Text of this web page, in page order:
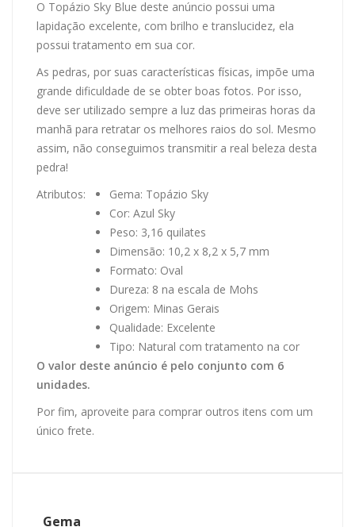
O Topázio Sky Blue deste anúncio possui uma
lapidação excelente, com brilho e translucidez, ela
possui tratamento em sua cor.
As pedras, por suas características físicas, impõe uma
grande dificuldade de se obter boas fotos. Por isso,
deve ser utilizado sempre a luz das primeiras horas da
manhã para retratar os melhores raios do sol. Mesmo
assim, não conseguimos transmitir a real beleza desta
pedra!
Atributos:
Gema: Topázio Sky
Cor: Azul Sky
Peso: 3,16 quilates
Dimensão: 10,2 x 8,2 x 5,7 mm
Formato: Oval
Dureza: 8 na escala de Mohs
Origem: Minas Gerais
Qualidade: Excelente
Tipo: Natural com tratamento na cor
O valor deste anúncio é pelo conjunto com 6
unidades.
Por fim, aproveite para comprar outros itens com um
único frete.
Gema